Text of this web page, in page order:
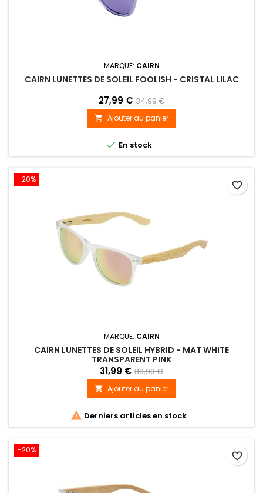
MARQUE: CAIRN
CAIRN LUNETTES DE SOLEIL FOOLISH - CRISTAL LILAC
27,99 € 34,99 €
 Ajouter au panier
 En stock
-20%
MARQUE: CAIRN
CAIRN LUNETTES DE SOLEIL HYBRID - MAT WHITE
TRANSPARENT PINK
31,99 € 39,99 €
 Ajouter au panier
 Derniers articles en stock
favorite_border
-20%
favorite_border